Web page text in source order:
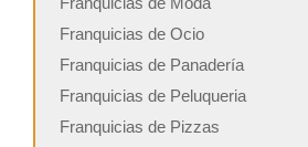
Franquicias de Ocio
Franquicias de Panadería
Franquicias de Peluqueria
Franquicias de Pizzas